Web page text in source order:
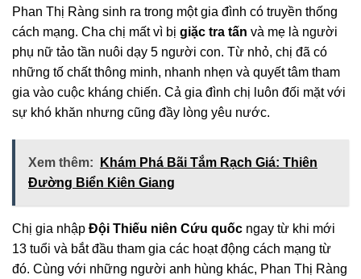
Phan Thị Ràng sinh ra trong một gia đình có truyền thống
cách mạng. Cha chị mất vì bị giặc tra tấn và mẹ là người
phụ nữ tảo tần nuôi dạy 5 người con. Từ nhỏ, chị đã có
những tố chất thông minh, nhanh nhẹn và quyết tâm tham
gia vào cuộc kháng chiến. Cả gia đình chị luôn đối mặt với
sự khó khăn nhưng cũng đầy lòng yêu nước.
Xem thêm:
Khám Phá Bãi Tắm Rạch Giá: Thiên
Đường Biển Kiên Giang
Chị gia nhập Đội Thiếu niên Cứu quốc ngay từ khi mới
13 tuổi và bắt đầu tham gia các hoạt động cách mạng từ
đó. Cùng với những người anh hùng khác, Phan Thị Ràng